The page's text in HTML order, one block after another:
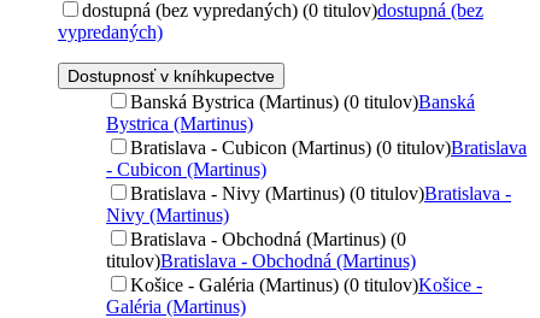
dostupná (bez vypredaných) (0 titulov)dostupná (bez
vypredaných)
Dostupnosť v kníhkupectve
Banská Bystrica (Martinus) (0 titulov)Banská
Bystrica (Martinus)
Bratislava - Cubicon (Martinus) (0 titulov)Bratislava
- Cubicon (Martinus)
Bratislava - Nivy (Martinus) (0 titulov)Bratislava -
Nivy (Martinus)
Bratislava - Obchodná (Martinus) (0
titulov)Bratislava - Obchodná (Martinus)
Košice - Galéria (Martinus) (0 titulov)Košice -
Galéria (Martinus)